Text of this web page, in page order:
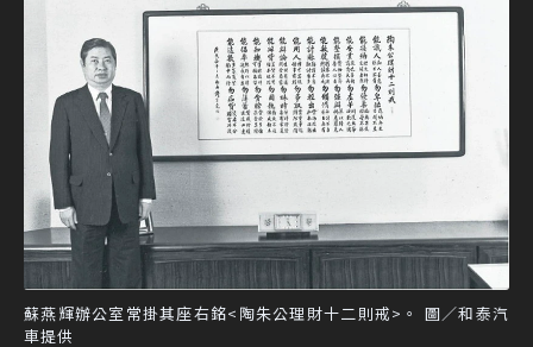
蘇燕輝辦公室常掛其座右銘<陶朱公理財十二則戒>。 圖／和泰汽
車提供